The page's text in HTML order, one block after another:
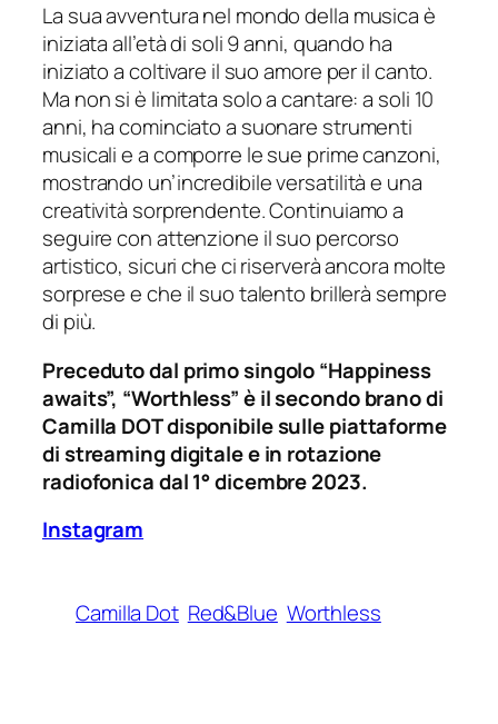
La sua avventura nel mondo della musica è
iniziata all’età di soli 9 anni, quando ha
iniziato a coltivare il suo amore per il canto.
Ma non si è limitata solo a cantare: a soli 10
anni, ha cominciato a suonare strumenti
musicali e a comporre le sue prime canzoni,
mostrando un’incredibile versatilità e una
creatività sorprendente. Continuiamo a
seguire con attenzione il suo percorso
artistico, sicuri che ci riserverà ancora molte
sorprese e che il suo talento brillerà sempre
di più.
Preceduto dal primo singolo “Happiness
awaits”, “Worthless” è il secondo brano di
Camilla DOT disponibile sulle piattaforme
di streaming digitale e in rotazione
radiofonica dal 1° dicembre 2023.
Instagram
Camilla Dot Red&Blue Worthless